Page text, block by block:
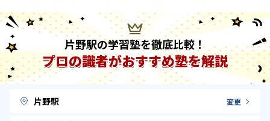
片野駅の学習塾を徹底比較！
プロの識者がおすすめ塾を解説
片野駅 変更